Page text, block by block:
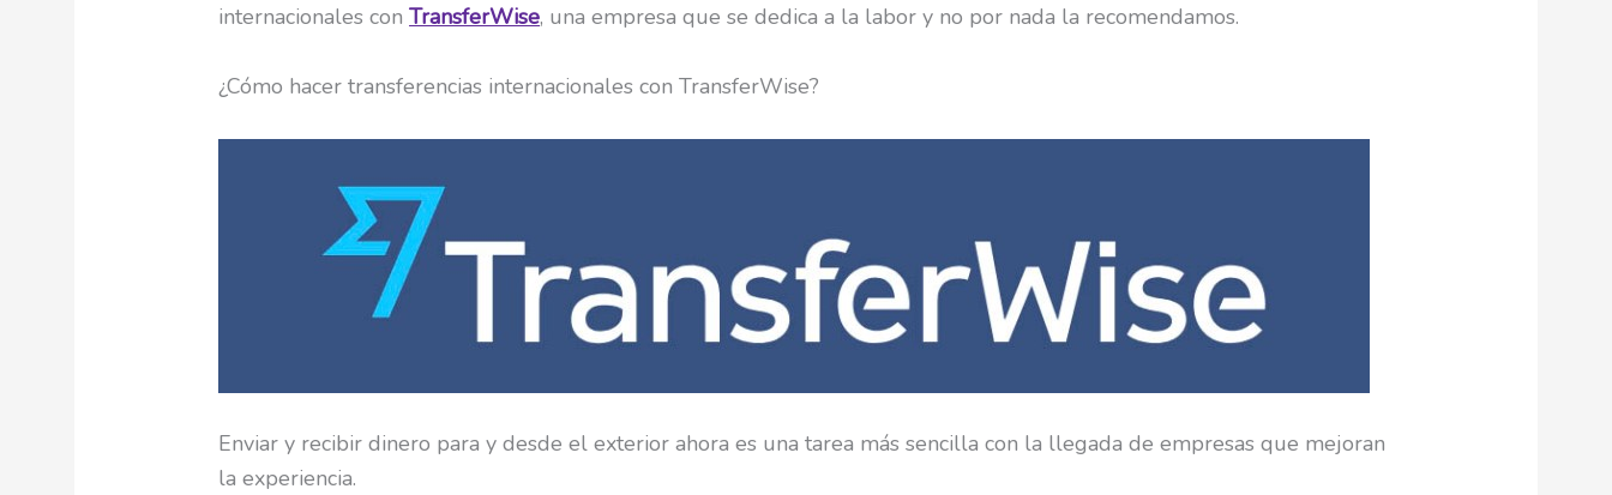
internacionales conTransferWise, una empresa que se dedica a la labor y no por nada la recomendamos.
¿Cómo hacer transferencias internacionales con TransferWise?
Enviar y recibir dinero para y desde el exterior ahora es una tarea más sencilla con la llegada de empresas que mejoran
la experiencia.